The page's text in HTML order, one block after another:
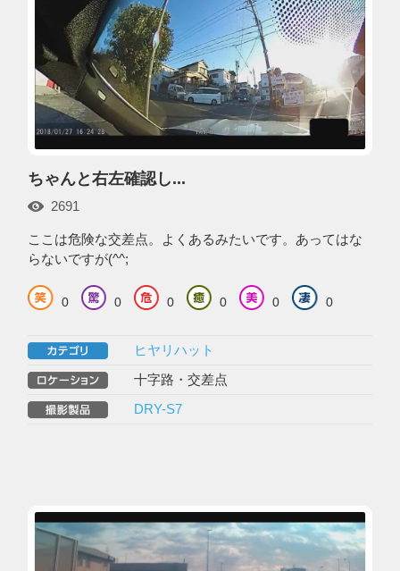
ちゃんと右左確認し...
2691
ここは危険な交差点。よくあるみたいです。あってはな
らないですが(^^;
0 0 0 0 0 0
ヒヤリハット
十字路・交差点
DRY-S7